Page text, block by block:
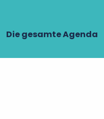
Die gesamte Agenda